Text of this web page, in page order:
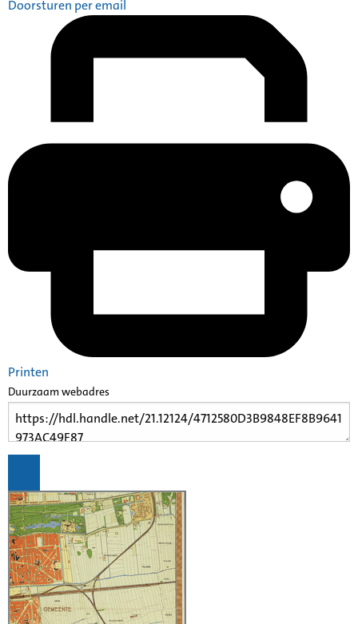
Doorsturen per email
Printen
Duurzaam webadres